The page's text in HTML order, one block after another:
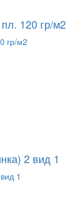
120 гр/м2
2 вид 1